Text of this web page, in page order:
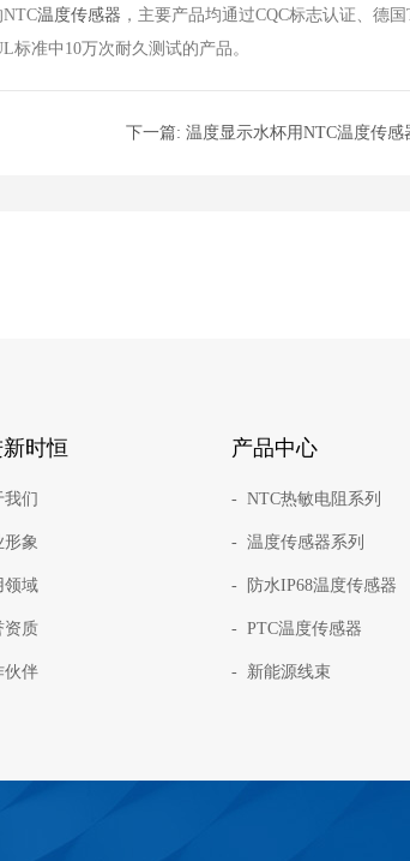
温度传感器 ，主要产品均通过CQC标志认证、德
标准中10万次耐久测试的产品。
下一篇: 温度显示水杯用NTC温度传感
时恒
们
形象
领域
资质
伙伴
产品中心
- NTC热敏电阻系列
- 温度传感器系列
- 防水IP68温度传感器
- PTC温度传感器
- 新能源线束